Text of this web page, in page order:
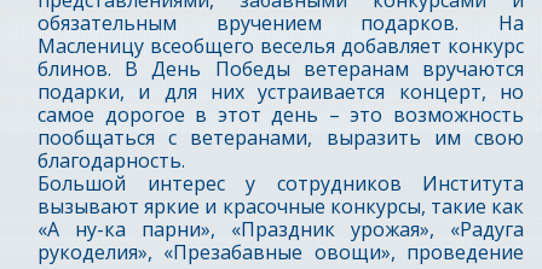
обязательным вручением подарков. На
Масленицу всеобщего веселья добавляет конкурс
блинов. В День Победы ветеранам вручаются
подарки, и для них устраивается концерт, но
самое дорогое в этот день – это возможность
пообщаться с ветеранами, выразить им свою
благодарность.
Большой интерес у сотрудников Института
вызывают яркие и красочные конкурсы, такие как
«А ну-ка парни», «Праздник урожая», «Радуга
рукоделия», «Презабавные овощи», проведение